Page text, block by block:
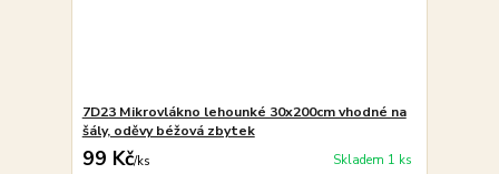
7D23 Mikrovlákno lehounké 30x200cm vhodné na
šály, oděvy béžová zbytek
99 Kč/ks Skladem 1 ks